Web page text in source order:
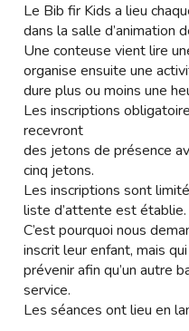
Le Bib fir Kids a lieu
dans la salle d’animation
Une conteuse vient lire
organise ensuite une
dure plus ou moins une
Les inscriptions
recevront
des jetons de présence
cinq jetons.
Les inscriptions sont
liste d’attente est établie.
C’est pourquoi nous
inscrit leur enfant, mais
prévenir afin qu’un autre
service.
Les séances ont lieu en